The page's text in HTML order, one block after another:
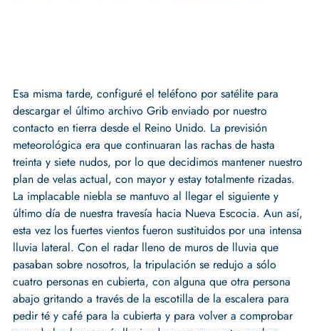
Esa misma tarde, configuré el teléfono por satélite para
descargar el último archivo Grib enviado por nuestro
contacto en tierra desde el Reino Unido. La previsión
meteorológica era que continuaran las rachas de hasta
treinta y siete nudos, por lo que decidimos mantener nuestro
plan de velas actual, con mayor y estay totalmente rizadas.
La implacable niebla se mantuvo al llegar el siguiente y
último día de nuestra travesía hacia Nueva Escocia. Aun así,
esta vez los fuertes vientos fueron sustituidos por una intensa
lluvia lateral. Con el radar lleno de muros de lluvia que
pasaban sobre nosotros, la tripulación se redujo a sólo
cuatro personas en cubierta, con alguna que otra persona
abajo gritando a través de la escotilla de la escalera para
pedir té y café para la cubierta y para volver a comprobar